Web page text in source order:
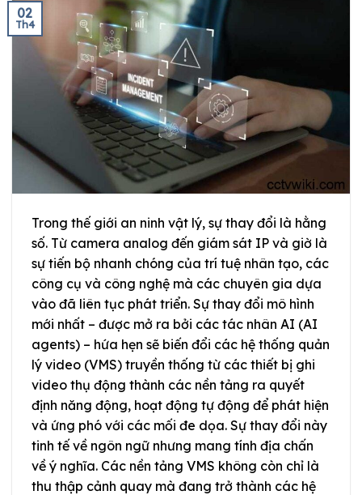
02
Th4
Trong thế giới an ninh vật lý, sự thay đổi là hằng
số. Từ camera analog đến giám sát IP và giờ là
sự tiến bộ nhanh chóng của trí tuệ nhân tạo, các
công cụ và công nghệ mà các chuyên gia dựa
vào đã liên tục phát triển. Sự thay đổi mô hình
mới nhất – được mở ra bởi các tác nhân AI (AI
agents) – hứa hẹn sẽ biến đổi các hệ thống quản
lý video (VMS) truyền thống từ các thiết bị ghi
video thụ động thành các nền tảng ra quyết
định năng động, hoạt động tự động để phát hiện
và ứng phó với các mối đe dọa. Sự thay đổi này
tinh tế về ngôn ngữ nhưng mang tính địa chấn
về ý nghĩa. Các nền tảng VMS không còn chỉ là
thu thập cảnh quay mà đang trở thành các hệ